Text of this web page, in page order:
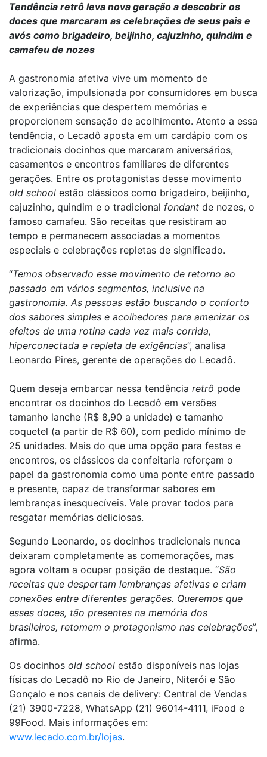
Tendência retrô leva nova geração a descobrir os
doces que marcaram as celebrações de seus pais e
avós como brigadeiro, beijinho, cajuzinho, quindim e
camafeu de nozes
A gastronomia afetiva vive um momento de
valorização, impulsionada por consumidores em busca
de experiências que despertem memórias e
proporcionem sensação de acolhimento. Atento a essa
tendência, o Lecadô aposta em um cardápio com os
tradicionais docinhos que marcaram aniversários,
casamentos e encontros familiares de diferentes
gerações. Entre os protagonistas desse movimento
old school estão clássicos como brigadeiro, beijinho,
cajuzinho, quindim e o tradicional fondant de nozes, o
famoso camafeu. São receitas que resistiram ao
tempo e permanecem associadas a momentos
especiais e celebrações repletas de significado.
“Temos observado esse movimento de retorno ao
passado em vários segmentos, inclusive na
gastronomia. As pessoas estão buscando o conforto
dos sabores simples e acolhedores para amenizar os
efeitos de uma rotina cada vez mais corrida,
hiperconectada e repleta de exigências”, analisa
Leonardo Pires, gerente de operações do Lecadô.
Quem deseja embarcar nessa tendência retrô pode
encontrar os docinhos do Lecadô em versões
tamanho lanche (R$ 8,90 a unidade) e tamanho
coquetel (a partir de R$ 60), com pedido mínimo de
25 unidades. Mais do que uma opção para festas e
encontros, os clássicos da confeitaria reforçam o
papel da gastronomia como uma ponte entre passado
e presente, capaz de transformar sabores em
lembranças inesquecíveis. Vale provar todos para
resgatar memórias deliciosas.
Segundo Leonardo, os docinhos tradicionais nunca
deixaram completamente as comemorações, mas
agora voltam a ocupar posição de destaque. “São
receitas que despertam lembranças afetivas e criam
conexões entre diferentes gerações. Queremos que
esses doces, tão presentes na memória dos
brasileiros, retomem o protagonismo nas celebrações”,
afirma.
Os docinhos old school estão disponíveis nas lojas
físicas do Lecadô no Rio de Janeiro, Niterói e São
Gonçalo e nos canais de delivery: Central de Vendas
(21) 3900-7228, WhatsApp (21) 96014-4111, iFood e
99Food. Mais informações em:
www.lecado.com.br/lojas.